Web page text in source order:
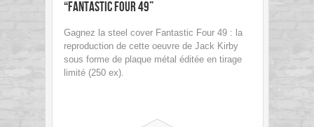
“Fantastic Four 49”
Gagnez la steel cover Fantastic Four 49 : la
reproduction de cette oeuvre de Jack Kirby
sous forme de plaque métal éditée en tirage
limité (250 ex).